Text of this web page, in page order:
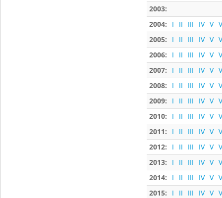
2003:
2004:
I II III IV V
2005:
I II III IV V
2006:
I II III IV V
2007:
I II III IV V
2008:
I II III IV V
2009:
I II III IV V
2010:
I II III IV V
2011:
I II III IV V
2012:
I II III IV V
2013:
I II III IV V
2014:
I II III IV V
2015:
I II III IV V